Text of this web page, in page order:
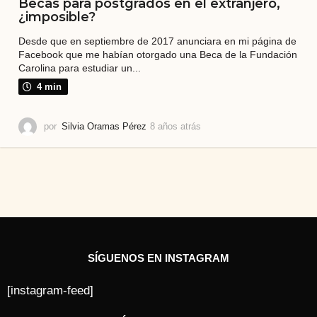
Becas para postgrados en el extranjero,
¿imposible?
Desde que en septiembre de 2017 anunciara en mi página de
Facebook que me habían otorgado una Beca de la Fundación
Carolina para estudiar un...
4 min
por Silvia Oramas Pérez 8 años atrás
r
SÍGUENOS EN INSTAGRAM
[instagram-feed]